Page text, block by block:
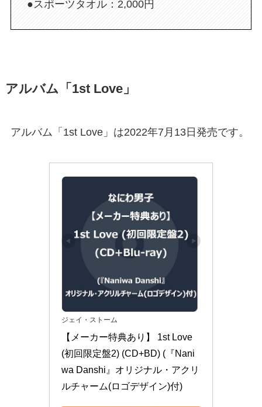
●スポーツタオル：2,000円
アルバム「1st Love」
アルバム「1st Love」は2022年7月13日発売です。
ジェイ・ストーム
【メーカー特典あり】 1st Love
(初回限定盤2) (CD+BD) (『Nani
wa Danshi』オリジナル・アクリ
ルチャーム(ロゴデザイン)付)